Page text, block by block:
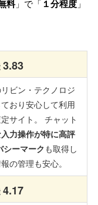
料」で「 １分程度 」